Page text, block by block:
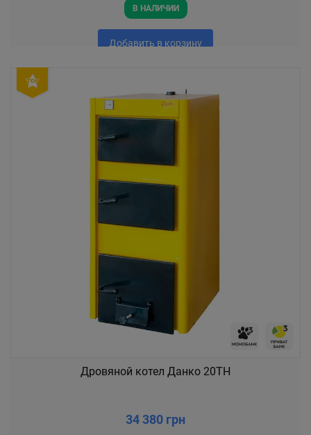
В НАЛИЧИИ
Добавить в корзину
Дровяной котел Данко 20ТН
34 380 грн